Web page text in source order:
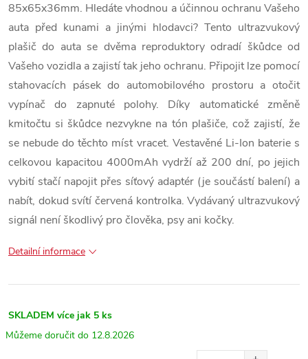
85x65x36mm. Hledáte vhodnou a účinnou ochranu Vašeho
auta před kunami a jinými hlodavci? Tento ultrazvukový
plašič do auta se dvěma reproduktory odradí škůdce od
Vašeho vozidla a zajistí tak jeho ochranu. Připojit lze pomocí
stahovacích pásek do automobilového prostoru a otočit
vypínač do zapnuté polohy. Díky automatické změně
kmitočtu si škůdce nezvykne na tón plašiče, což zajistí, že
se nebude do těchto míst vracet. Vestavěné Li-Ion baterie s
celkovou kapacitou 4000mAh vydrží až 200 dní, po jejich
vybití stačí napojit přes síťový adaptér (je součástí balení) a
nabít, dokud svítí červená kontrolka. Vydávaný ultrazvukový
signál není škodlivý pro člověka, psy ani kočky.
Detailní informace
SKLADEM více jak 5 ks
12.8.2026